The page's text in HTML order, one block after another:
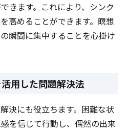
きます。これにより、シンク
高めることができます。瞑想
瞬間に集中することを心掛け
用した問題解決法
決にも役立ちます。困難な状
を信じて行動し、偶然の出来